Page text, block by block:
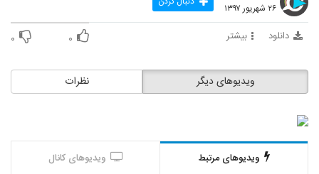
۲۶ شهریور ۱۳۹۷
دانلود بیشتر ۰ ۰
نظرات ویدیوهای دیگر
ویدیوهای مرتبط ویدیوهای کانال